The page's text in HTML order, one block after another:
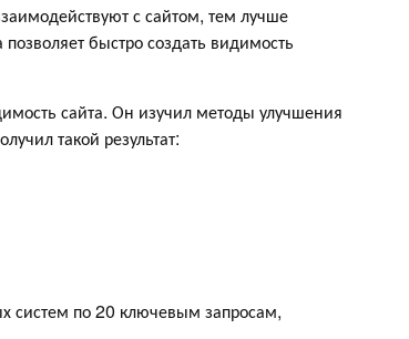
с сайтом, тем лучше
быстро создать видимость
сайта. Он изучил методы улучшения
такой результат:
систем по 20 ключевым запросам,